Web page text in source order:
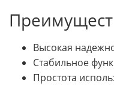
Высокая
Стабильное
Простота